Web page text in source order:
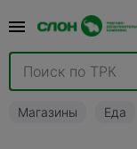
Магазины Еда